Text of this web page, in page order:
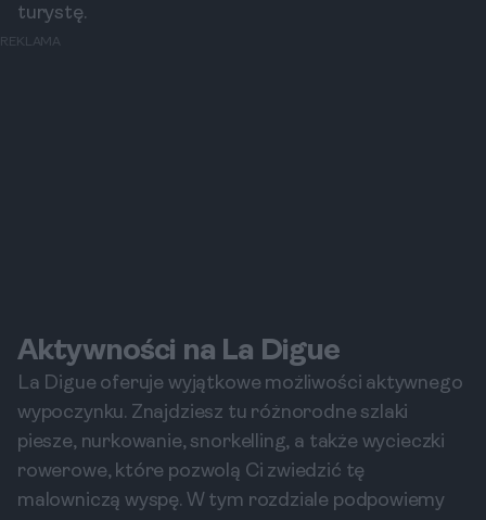
turystę.
REKLAMA
Aktywności na La Digue
La Digue oferuje wyjątkowe możliwości aktywnego
wypoczynku. Znajdziesz tu różnorodne szlaki
piesze, nurkowanie, snorkelling, a także wycieczki
rowerowe, które pozwolą Ci zwiedzić tę
malowniczą wyspę. W tym rozdziale podpowiemy